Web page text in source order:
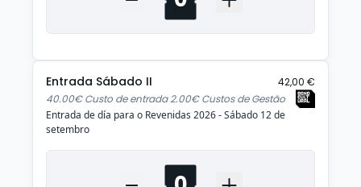
Entrada Sábado II
42,00 €
40.00€ Custo de entrada 2.00€ Custos de Gestão
Entrada de día para o Revenidas 2026 - Sábado 12 de
setembro